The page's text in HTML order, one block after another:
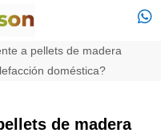
a pellets de madera
doméstica?
de madera